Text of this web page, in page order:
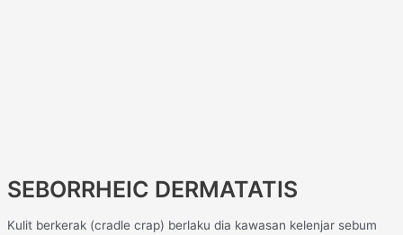
SEBORRHEIC DERMATATIS
Kulit berkerak (cradle crap) berlaku dia kawasan kelenjar sebum